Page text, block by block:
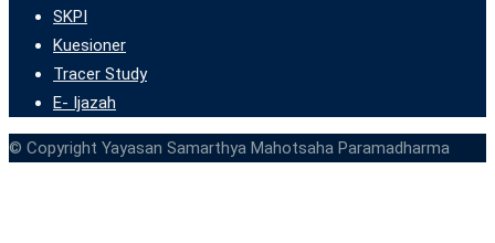
SKPI
Kuesioner
Tracer Study
E- Ijazah
© Copyright Yayasan Samarthya Mahotsaha Paramadharma